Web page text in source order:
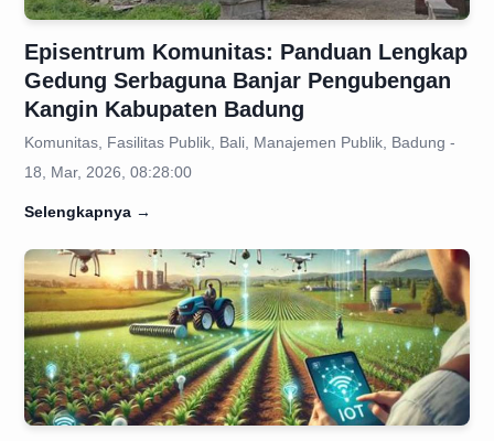
Episentrum Komunitas: Panduan Lengkap
Gedung Serbaguna Banjar Pengubengan
Kangin Kabupaten Badung
Komunitas, Fasilitas Publik, Bali, Manajemen Publik, Badung -
18, Mar, 2026, 08:28:00
Selengkapnya →